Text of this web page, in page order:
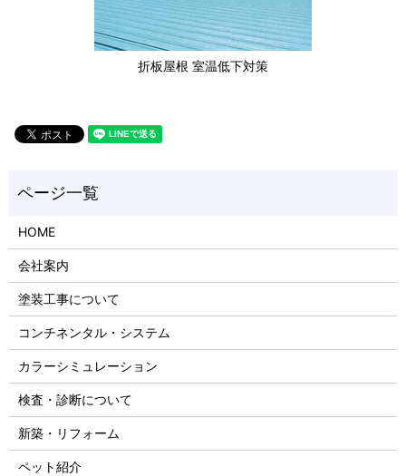
折板屋根 室温低下対策
HOME
会社案内
塗装工事について
コンチネンタル・システム
カラーシミュレーション
検査・診断について
新築・リフォーム
ペット紹介